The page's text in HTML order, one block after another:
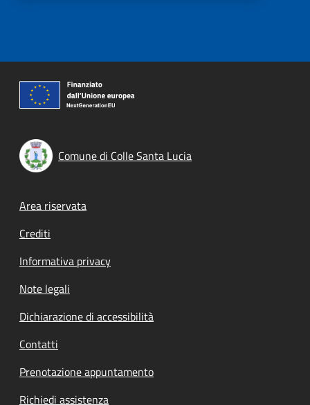
Comune di Colle Santa Lucia
Footer menu
Area riservata
Crediti
Informativa privacy
Note legali
Dichiarazione di accessibilità
Contatti
Prenotazione appuntamento
Richiedi assistenza